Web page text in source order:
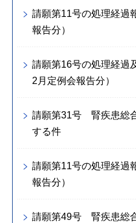
請願第11号の処理経過
報告分）
請願第16号の処理経過
2月定例会報告分）
請願第31号 腎疾患総
する件
請願第11号の処理経過
報告分）
請願第49号 腎疾患総